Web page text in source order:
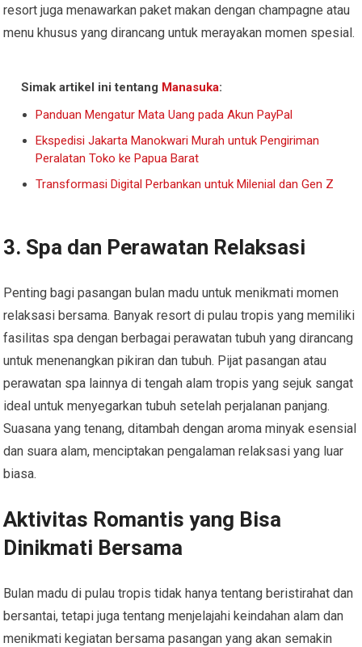
resort juga menawarkan paket makan dengan champagne atau
menu khusus yang dirancang untuk merayakan momen spesial.
Simak artikel ini tentang Manasuka:
Panduan Mengatur Mata Uang pada Akun PayPal
Ekspedisi Jakarta Manokwari Murah untuk Pengiriman
Peralatan Toko ke Papua Barat
Transformasi Digital Perbankan untuk Milenial dan Gen Z
3. Spa dan Perawatan Relaksasi
Penting bagi pasangan bulan madu untuk menikmati momen
relaksasi bersama. Banyak resort di pulau tropis yang memiliki
fasilitas spa dengan berbagai perawatan tubuh yang dirancang
untuk menenangkan pikiran dan tubuh. Pijat pasangan atau
perawatan spa lainnya di tengah alam tropis yang sejuk sangat
ideal untuk menyegarkan tubuh setelah perjalanan panjang.
Suasana yang tenang, ditambah dengan aroma minyak esensial
dan suara alam, menciptakan pengalaman relaksasi yang luar
biasa.
Aktivitas Romantis yang Bisa
Dinikmati Bersama
Bulan madu di pulau tropis tidak hanya tentang beristirahat dan
bersantai, tetapi juga tentang menjelajahi keindahan alam dan
menikmati kegiatan bersama pasangan yang akan semakin